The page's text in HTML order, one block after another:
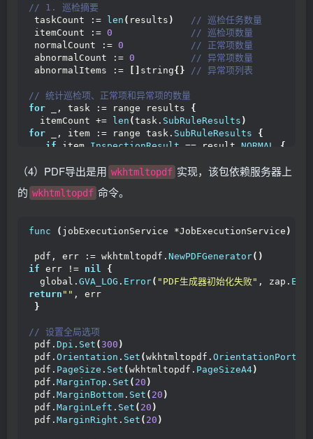
// 1. 巡检摘要
taskCount :=
len ( results )
// 巡检任务数量
itemCount := 0
// 巡检项数量
normalCount := 0
// 正常项数量
abnormalCount := 0
// 异常项数量
abnormalItems :=
string{} // 异常项列表
// 统计巡检项、正常项和异常项的数量
for _, task := range results {
  itemCount +=
len (task. SubRuleResults )
for _, item := range task. SubRuleResults
{
if item. InspectionResult == result. NORMAL
{
} elseif item.InspectionResult == result.
    abnormalCount++
// 收集异常项信息
     abnormalDetail +=
"\n" + strings.Join (item.
    abnormalItems =
append(abnormalItems,
}
}
}
summary := fmt.
// 构建企业微信通知内容
var content string
if notify.TemplateType
// Markdown格式
  content = fmt.
Sprintf
"msgtype": "markdown"
（4）PDF导出是用 wkhtmltopdf 实现，该包依赖服务器上
的 wkhtmltopdf 命令。
func ( jobExecutionService *JobExecutionService )
pdf, err := wkhtmltopdf. NewPDFGenerator()
if err != nil
{
  global.
GVA_LOG . Error( "PDF生成器初始化失败" , zap.
return "" , err
}
// 设置全局选项
pdf. Dpi . Set (300 )
pdf. Orientation . Set (wkhtmltopdf.
pdf. PageSize . Set (wkhtmltopdf. PageSizeA4)
pdf. MarginTop . Set ( 20 )
pdf. MarginBottom . Set ( 20 )
pdf. MarginLeft . Set ( 20 )
pdf. MarginRight . Set ( 20 )